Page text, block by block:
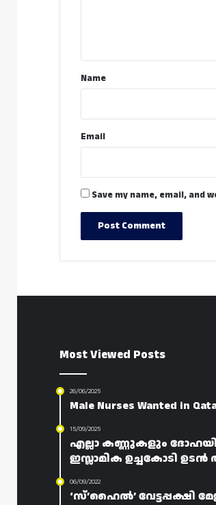
*Name
Email
Save my name, email, and
Most Viewed Posts
26/06/2025
Male Nurses Wanted in
15/09/2025
എല്ലാ കണ്ണുകളും
ഇസ്ലാമിക ഉച്ചകോടി
06/09/2022
‘സ്’ഹൈൽ’ വേട്ടപ്പക്ഷി